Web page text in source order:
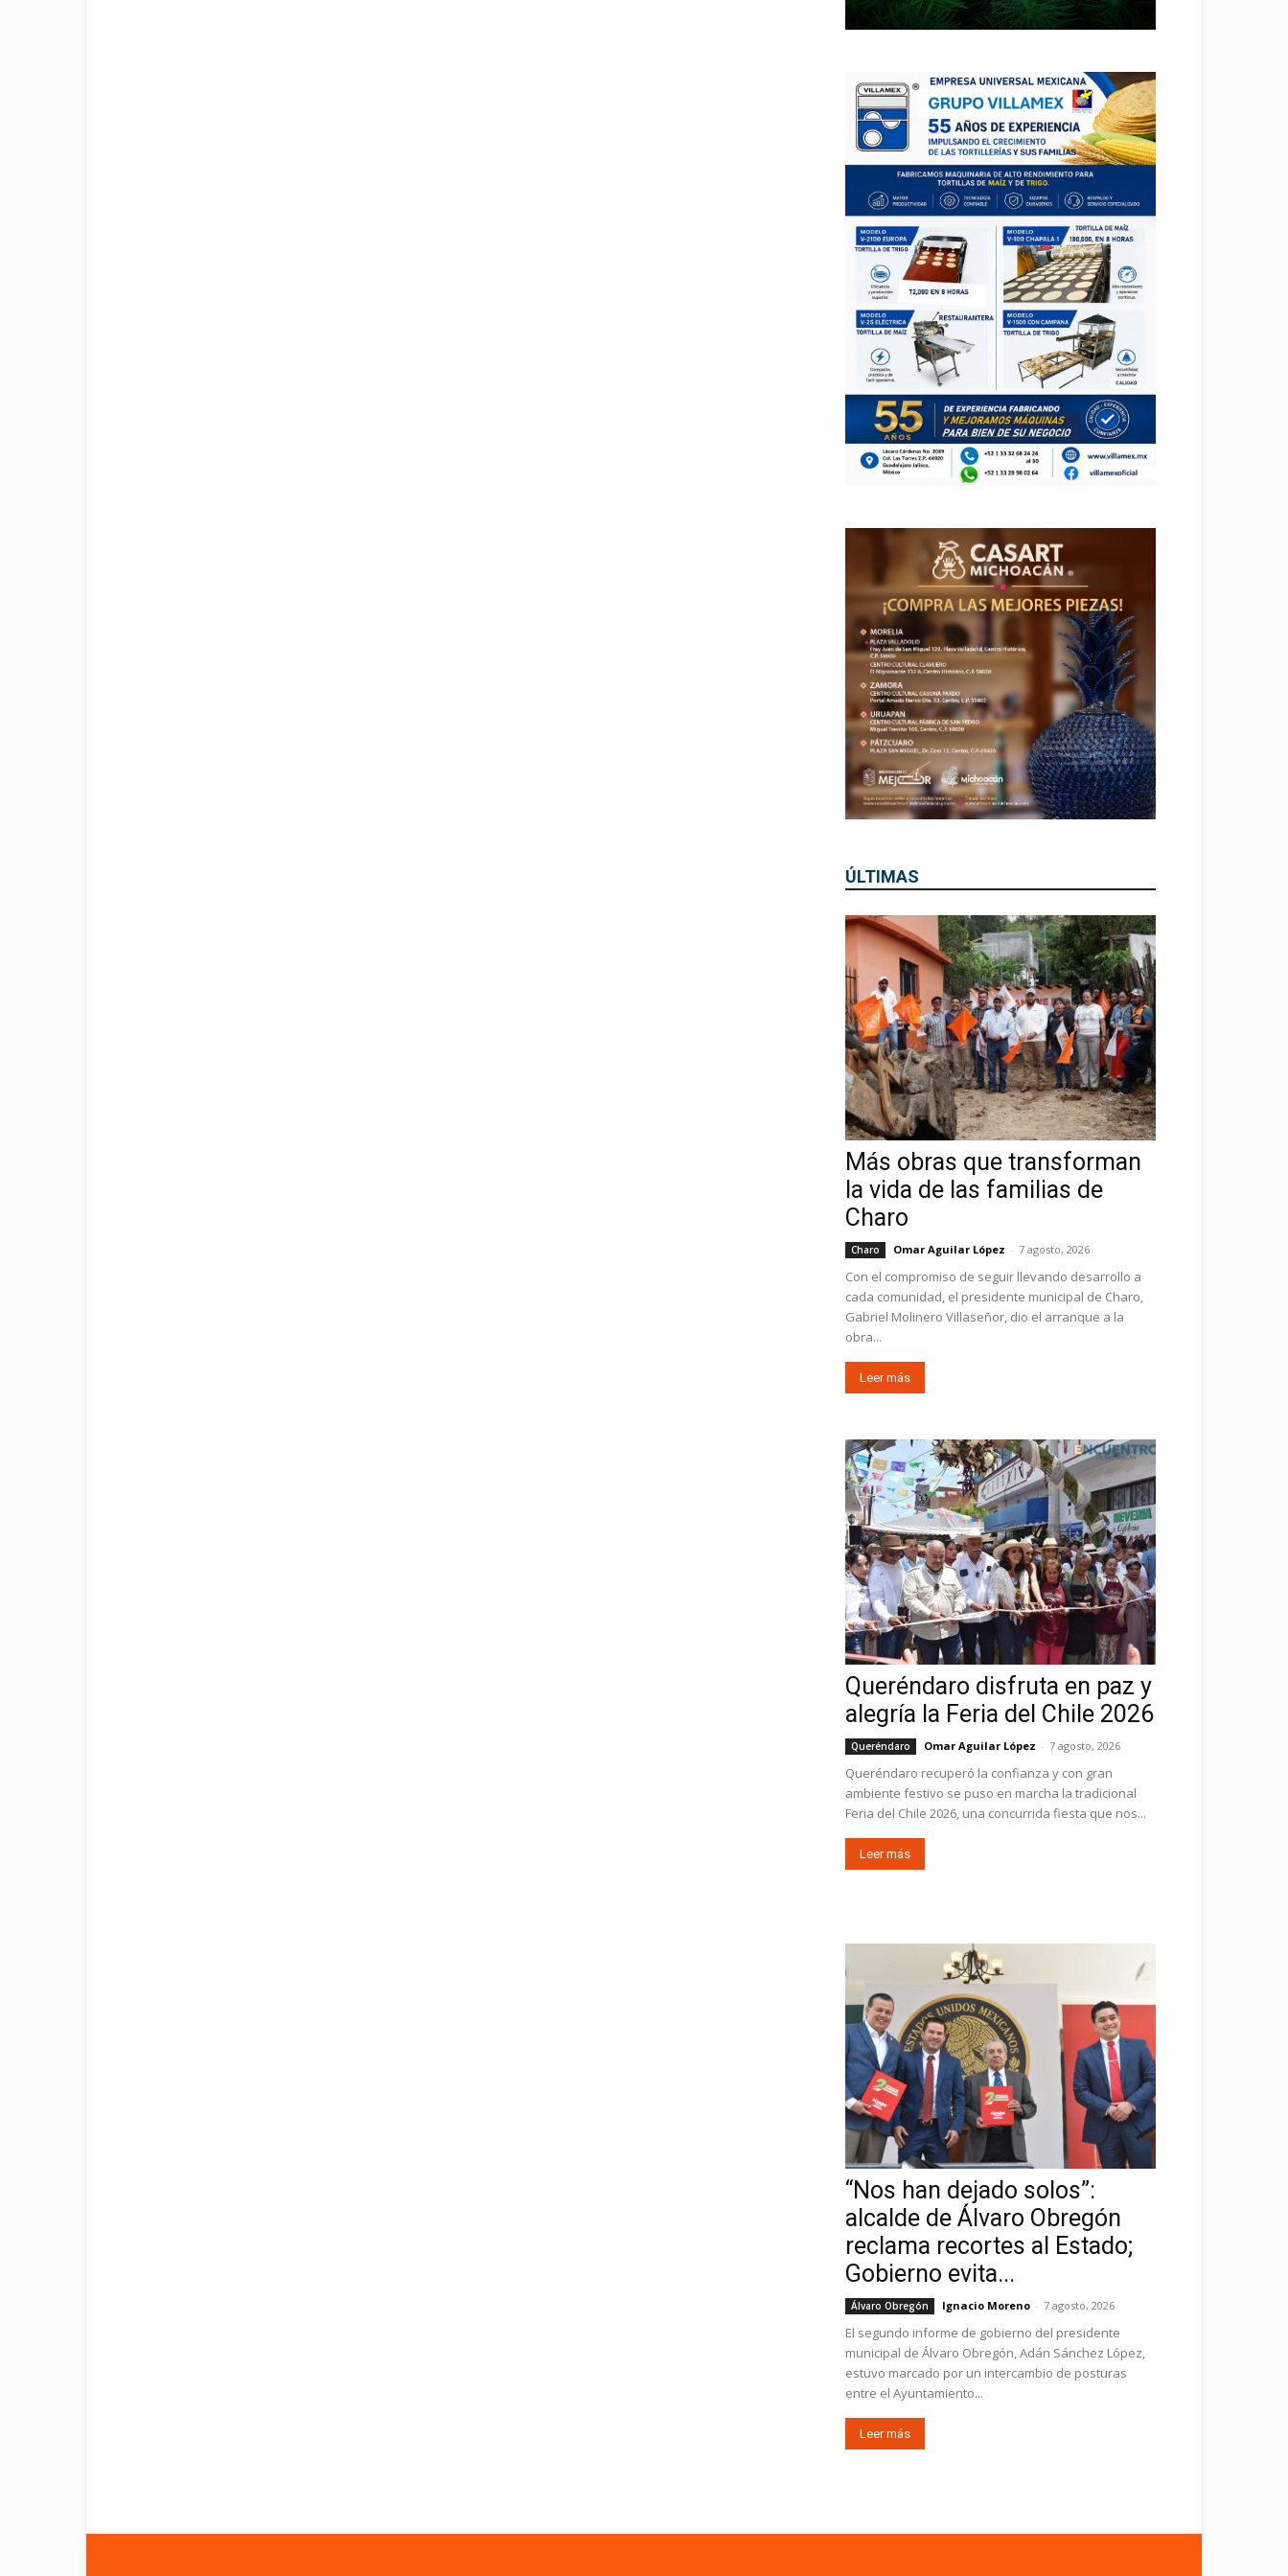
ÚLTIMAS
Más obras que transforman
la vida de las familias de
Charo
Charo Omar Aguilar López - 7 agosto, 2026
Con el compromiso de seguir llevando desarrollo a
cada comunidad, el presidente municipal de Charo,
Gabriel Molinero Villaseñor, dio el arranque a la
obra...
Leer más
Queréndaro disfruta en paz y
alegría la Feria del Chile 2026
Queréndaro Omar Aguilar López - 7 agosto, 2026
Queréndaro recuperó la confianza y con gran
ambiente festivo se puso en marcha la tradicional
Feria del Chile 2026, una concurrida fiesta que nos...
Leer más
“Nos han dejado solos”:
alcalde de Álvaro Obregón
reclama recortes al Estado;
Gobierno evita...
Álvaro Obregón Ignacio Moreno - 7 agosto, 2026
El segundo informe de gobierno del presidente
municipal de Álvaro Obregón, Adán Sánchez López,
estuvo marcado por un intercambio de posturas
entre el Ayuntamiento...
Leer más